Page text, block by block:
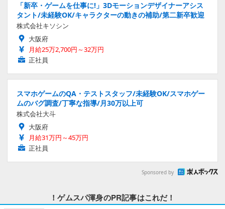
「新卒・ゲームを仕事に!」3Dモーションデザイナーアシス
タント/未経験OK/キャラクターの動きの補助/第二新卒歓迎
株式会社キソシン
大阪府
月給25万2,700円～32万円
正社員
スマホゲームのQA・テストスタッフ/未経験OK/スマホゲー
ムのバグ調査/丁寧な指導/月30万以上可
株式会社大斗
大阪府
月給31万円～45万円
正社員
Sponsored by
！ゲムスパ渾身のPR記事はこれだ！